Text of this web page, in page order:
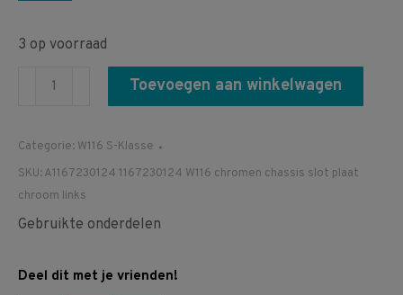
3 op voorraad
A1167230124
chromen
deur
chassis
slot
chroom
Toevoegen aan winkelwagen
Categorie: W116 S-Klasse
SKU:A1167230124 1167230124 W116 chromen chassis slot plaat
chroom links
Gebruikte onderdelen
Deel dit met je vrienden!